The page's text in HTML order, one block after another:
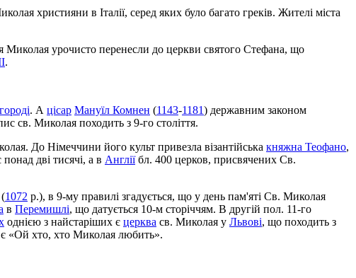
християни в Італії, серед яких було багато греків. Жителі міста
Миколая урочисто перенесли до церкви святого Стефана, що
.
. А цісар Мануїл Комнен (1143-1181) державним законом
св. Миколая походить з 9-го століття.
До Німеччини його культ привезла візантійська княжна Теофано,
понад дві тисячі, а в Англіїбл. 400 церков, присвячених Св.
1072 р.), в 9-му правилі згадується, що у день пам'яті Св. Миколая
в Перемишлі, що датується 10-м сторіччям. В другій пол. 11-го
однією з найстаріших є церква св. Миколая у Львові, що походить з
є «Ой хто, хто Миколая любить».